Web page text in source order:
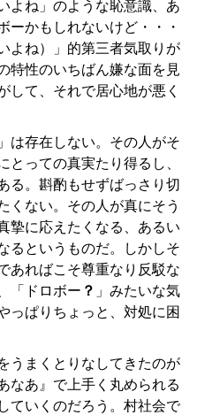
よね」のような恥意識、あ
ーかもしれないけど・・・
よね）」的第三者気取りが
特性のいちばん嫌な面を見
して、それで居心地が悪く
は存在しない。その人がそ
とっての真実たり得るし、
る。斟酌もせずばっさり切
くない。その人が真にそう
摯に応えたくなる、あるい
るというものだ。しかしそ
あればこそ尊重なり反駁な
「ドロボー ？ 」みたいな気
っぱりちょっと、対処に困
うまくとりなしてきたのが
なあ』で上手く丸められる
ていくのだろう。村社会で